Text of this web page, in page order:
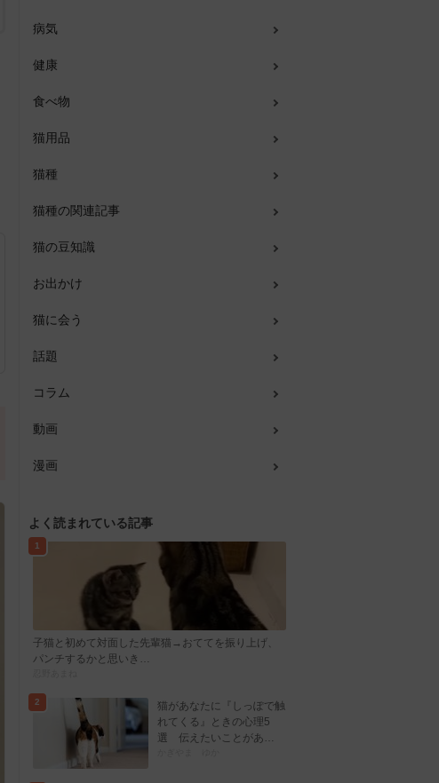
病気
健康
食べ物
猫用品
猫種
猫種の関連記事
猫の豆知識
お出かけ
猫に会う
話題
コラム
動画
漫画
よく読まれている記事
1
子猫と初めて対面した先輩猫→おててを振り上げ、
パンチするかと思いき…
2
猫があなたに『しっぽで触
れてくる』ときの心理5
選 伝えたいことがあ…